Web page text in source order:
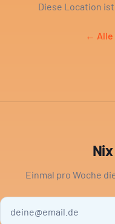
Diese Location
← Alle
Einmal pro Woche